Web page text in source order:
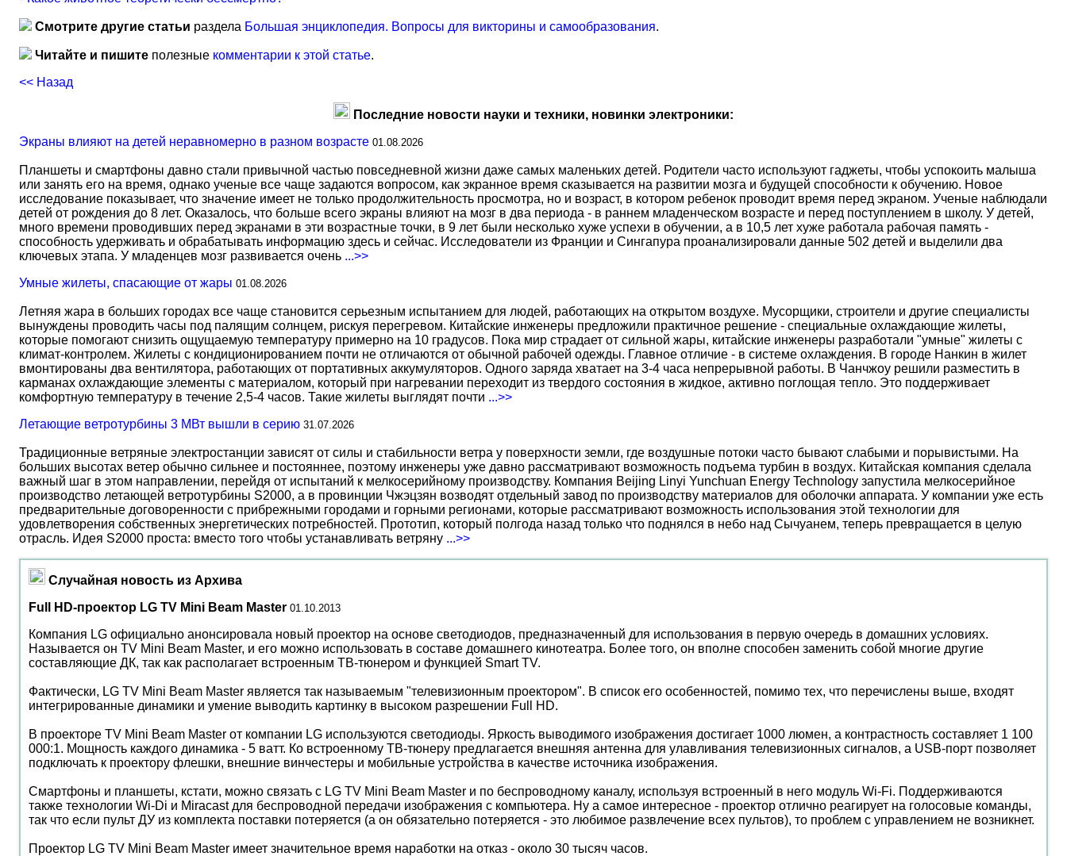
Смотрите другие статьи раздела Большая энциклопедия. Вопросы для викторины и самообразования.
Читайте и пишите полезные комментарии к этой статье.
<< Назад
Последние новости науки и техники, новинки электроники:
Экраны влияют на детей неравномерно в разном возрасте 01.08.2026
Планшеты и смартфоны давно стали привычной частью повседневной жизни даже самых маленьких детей. Родители часто используют гаджеты, чтобы успокоить малыша
или занять его на время, однако ученые все чаще задаются вопросом, как экранное время сказывается на развитии мозга и будущей способности к обучению. Новое
исследование показывает, что значение имеет не только продолжительность просмотра, но и возраст, в котором ребенок проводит время перед экраном. Ученые наблюдали
детей от рождения до 8 лет. Оказалось, что больше всего экраны влияют на мозг в два периода - в раннем младенческом возрасте и перед поступлением в школу. У детей,
много времени проводивших перед экранами в эти возрастные точки, в 9 лет были несколько хуже успехи в обучении, а в 10,5 лет хуже работала рабочая память -
способность удерживать и обрабатывать информацию здесь и сейчас. Исследователи из Франции и Сингапура проанализировали данные 502 детей и выделили два
ключевых этапа. У младенцев мозг развивается очень ...>>
Умные жилеты, спасающие от жары 01.08.2026
Летняя жара в больших городах все чаще становится серьезным испытанием для людей, работающих на открытом воздухе. Мусорщики, строители и другие специалисты
вынуждены проводить часы под палящим солнцем, рискуя перегревом. Китайские инженеры предложили практичное решение - специальные охлаждающие жилеты,
которые помогают снизить ощущаемую температуру примерно на 10 градусов. Пока мир страдает от сильной жары, китайские инженеры разработали "умные" жилеты с
климат-контролем. Жилеты с кондиционированием почти не отличаются от обычной рабочей одежды. Главное отличие - в системе охлаждения. В городе Нанкин в жилет
вмонтированы два вентилятора, работающих от портативных аккумуляторов. Одного заряда хватает на 3-4 часа непрерывной работы. В Чанчжоу решили разместить в
карманах охлаждающие элементы с материалом, который при нагревании переходит из твердого состояния в жидкое, активно поглощая тепло. Это поддерживает
комфортную температуру в течение 2,5-4 часов. Такие жилеты выглядят почти ...>>
Летающие ветротурбины 3 МВт вышли в серию 31.07.2026
Традиционные ветряные электростанции зависят от силы и стабильности ветра у поверхности земли, где воздушные потоки часто бывают слабыми и порывистыми. На
больших высотах ветер обычно сильнее и постояннее, поэтому инженеры уже давно рассматривают возможность подъема турбин в воздух. Китайская компания сделала
важный шаг в этом направлении, перейдя от испытаний к мелкосерийному производству. Компания Beijing Linyi Yunchuan Energy Technology запустила мелкосерийное
производство летающей ветротурбины S2000, а в провинции Чжэцзян возводят отдельный завод по производству материалов для оболочки аппарата. У компании уже есть
предварительные договоренности с прибрежными городами и горными регионами, которые рассматривают возможность использования этой технологии для
удовлетворения собственных энергетических потребностей. Прототип, который полгода назад только что поднялся в небо над Сычуанем, теперь превращается в целую
отрасль. Идея S2000 проста: вместо того чтобы устанавливать ветряну ...>>
Случайная новость из Архива
Full HD-проектор LG TV Mini Beam Master 01.10.2013
Компания LG официально анонсировала новый проектор на основе светодиодов, предназначенный для использования в первую очередь в домашних условиях.
Называется он TV Mini Beam Master, и его можно использовать в составе домашнего кинотеатра. Более того, он вполне способен заменить собой многие другие
составляющие ДК, так как располагает встроенным ТВ-тюнером и функцией Smart TV.
Фактически, LG TV Mini Beam Master является так называемым "телевизионным проектором". В список его особенностей, помимо тех, что перечислены выше, входят
интегрированные динамики и умение выводить картинку в высоком разрешении Full HD.
В проекторе TV Mini Beam Master от компании LG используются светодиоды. Яркость выводимого изображения достигает 1000 люмен, а контрастность составляет 1 100
000:1. Мощность каждого динамика - 5 ватт. Ко встроенному ТВ-тюнеру предлагается внешняя антенна для улавливания телевизионных сигналов, а USB-порт позволяет
подключать к проектору флешки, внешние винчестеры и мобильные устройства в качестве источника изображения.
Смартфоны и планшеты, кстати, можно связать с LG TV Mini Beam Master и по беспроводному каналу, используя встроенный в него модуль Wi-Fi. Поддерживаются
также технологии Wi-Di и Miracast для беспроводной передачи изображения с компьютера. Ну а самое интересное - проектор отлично реагирует на голосовые команды,
так что если пульт ДУ из комплекта поставки потеряется (а он обязательно потеряется - это любимое развлечение всех пультов), то проблем с управлением не возникнет.
Проектор LG TV Mini Beam Master имеет значительное время наработки на отказ - около 30 тысяч часов.